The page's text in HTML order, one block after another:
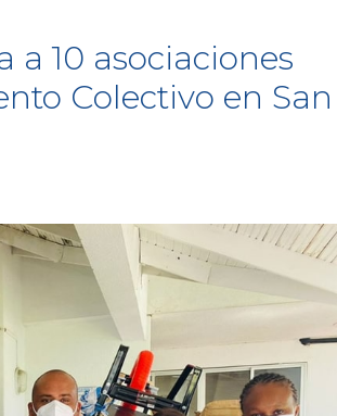
a 10 asociaciones
Colectivo en San